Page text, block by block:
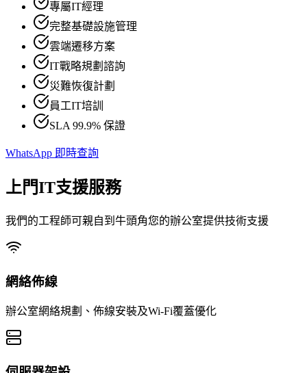
專屬IT經理
完整基礎設施管理
雲端遷移方案
IT戰略規劃諮詢
災難恢復計劃
員工IT培訓
SLA 99.9% 保證
WhatsApp 即時查詢
上門IT支援服務
我們的工程師可親自到牛頭角您的辦公室提供技術支援
網絡佈線
辦公室網絡規劃、佈線安裝及Wi-Fi覆蓋優化